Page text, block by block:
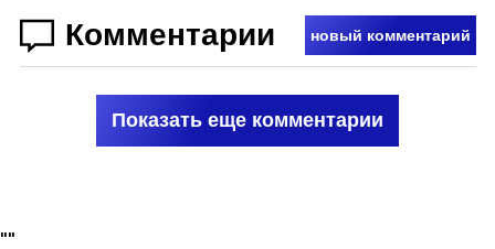
Комментарии новый комментарий
Показать еще комментарии
""